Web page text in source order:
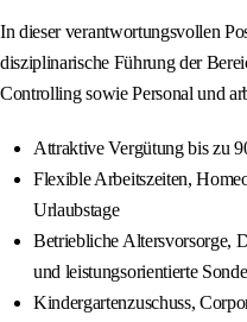
In dieser verantwortungsvollen
disziplinarische Führung der
Controlling sowie Personal und
Attraktive Vergütung bis zu
Flexible Arbeitszeiten,
Urlaubstage
Betriebliche Altersvorsorge,
und leistungsorientierte
Kindergartenzuschuss,